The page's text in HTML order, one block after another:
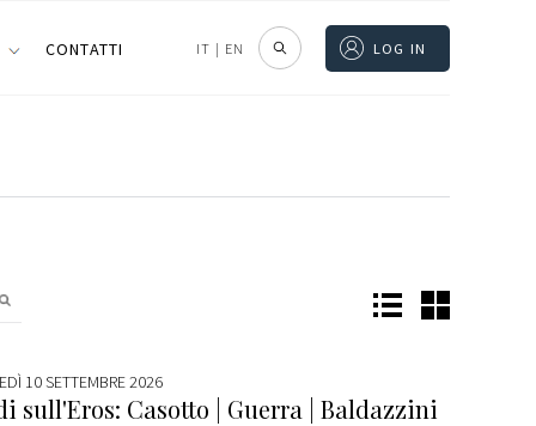
CONTATTI IT | EN LOG IN
10 SETTEMBRE 2026
sull'Eros: Casotto | Guerra | Baldazzini